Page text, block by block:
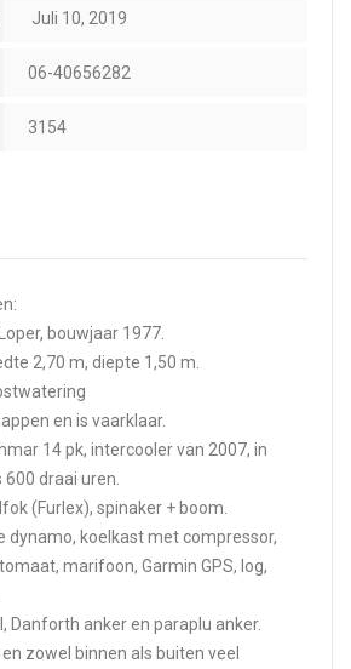
Juli 10, 2019
06-40656282
3154
bouwjaar 1977.
2,70 m, diepte 1,50 m.
en is vaarklaar.
14 pk, intercooler van 2007, in
draai uren.
(Furlex), spinaker + boom.
dynamo, koelkast met compressor,
marifoon, Garmin GPS, log,
Danforth anker en paraplu anker.
zowel binnen als buiten veel